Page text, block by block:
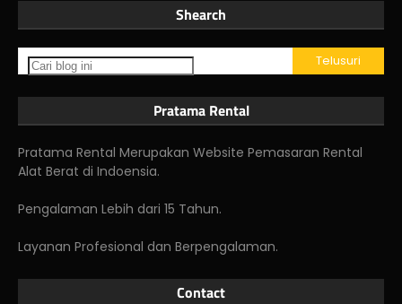
Shearch
Pratama Rental
Pratama Rental Merupakan Website Pemasaran Rental
Alat Berat di Indoensia.
Pengalaman Lebih dari 15 Tahun.
Layanan Profesional dan Berpengalaman.
Contact